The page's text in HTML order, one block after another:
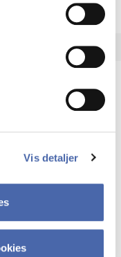
Vis detaljer
inden